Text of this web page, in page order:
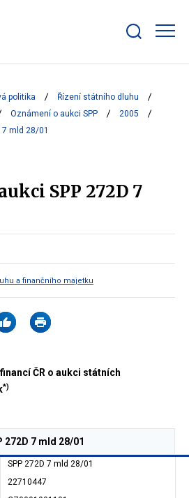
bar
politika
Řízení státního dluhu
Oznámení o aukci SPP
2005
7 mld 28/01
SPP 272D 7
a finančního majetku
ČR o aukci státních
*)
272D 7 mld 28/01
SPP 272D 7 mld 28/01
22710447